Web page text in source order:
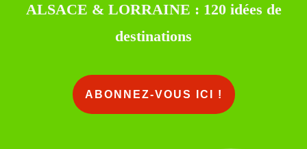
ALSACE & LORRAINE : 120 idées de
destinations
ABONNEZ-VOUS ICI !